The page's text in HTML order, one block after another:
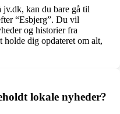
jv.dk, kan du bare gå til
“Esbjerg”. Du vil
og historier fra
holde dig opdateret om alt,
lokale nyheder?